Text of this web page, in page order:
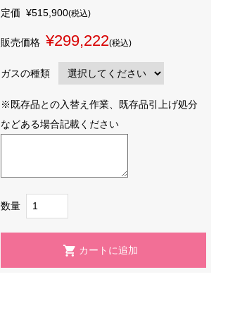
定価 ¥515,900(税込)
販売価格 ¥299,222(税込)
ガスの種類
※既存品との入替え作業、既存品引上げ処分
などある場合記載ください
数量